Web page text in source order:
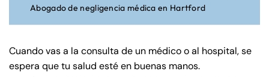
bo
ga
de
Pe
Abogado de negligencia médica en Hartford
Cuando vas a la consulta de un médico o al hospital, se
espera que tu salud esté en buenas manos.